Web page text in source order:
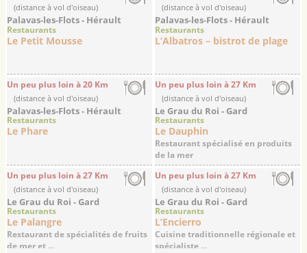
(distance à vol d'oiseau)
Palavas-les-Flots - Hérault
Restaurants
Le Petit Mousse
(distance à vol d'oiseau)
Palavas-les-Flots - Hérault
Restaurants
L’Albatros – bistrot de plage
Un peu plus loin à 20 Km
(distance à vol d'oiseau)
Palavas-les-Flots - Hérault
Restaurants
Le Phare
Un peu plus loin à 27 Km
(distance à vol d'oiseau)
Le Grau du Roi - Gard
Restaurants
Le Dauphin
Restaurant spécialisé en produits
de la mer
Un peu plus loin à 27 Km
(distance à vol d'oiseau)
Le Grau du Roi - Gard
Restaurants
Le Palangre
Restaurant de spécialités de fruits
de mer et ...
Un peu plus loin à 27 Km
(distance à vol d'oiseau)
Le Grau du Roi - Gard
Restaurants
L’Encierro
Cuisine traditionnelle régionale et
spécialiste ...